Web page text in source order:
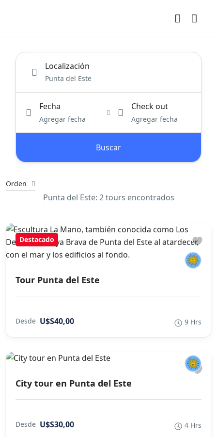
Localización
Fecha
Agregar fecha
Check out
Agregar fecha
Buscar
Orden
Punta del Este: 2 tours encontrados
Destacado
Tour Punta del Este
Desde U$S40,00 9 Hrs
City tour en Punta del Este
Desde U$S30,00 4 Hrs